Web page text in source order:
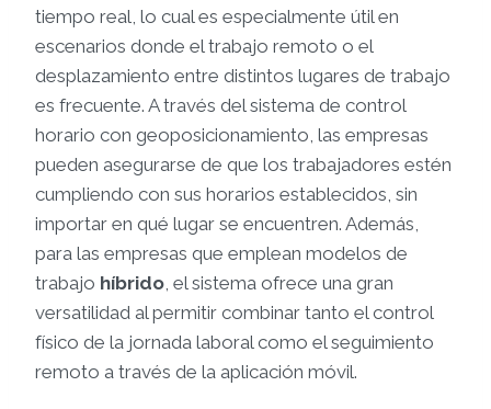
tiempo real, lo cual es especialmente útil en
escenarios donde el trabajo remoto o el
desplazamiento entre distintos lugares de trabajo
es frecuente. A través del sistema de control
horario con geoposicionamiento, las empresas
pueden asegurarse de que los trabajadores estén
cumpliendo con sus horarios establecidos, sin
importar en qué lugar se encuentren. Además,
para las empresas que emplean modelos de
trabajo híbrido, el sistema ofrece una gran
versatilidad al permitir combinar tanto el control
físico de la jornada laboral como el seguimiento
remoto a través de la aplicación móvil.